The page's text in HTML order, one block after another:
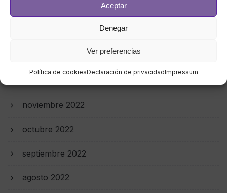
Aceptar
Denegar
Ver preferencias
Política de cookiesDeclaración de privacidadImpressum
noviembre 2022
octubre 2022
septiembre 2022
agosto 2022